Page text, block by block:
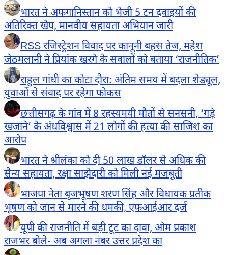
भारत ने अफगानिस्तान को भेजी 5 टन दवाइयों की
अतिरिक्त खेप, मानवीय सहायता अभियान जारी
RSS रजिस्ट्रेशन विवाद पर कानूनी बहस तेज, महेश
जेठमलानी ने प्रियांक खरगे के सवालों को बताया ‘राजनीतिक’
राहुल गांधी का कोटा दौरा: अंतिम समय में बदला शेड्यूल,
युवाओं से संवाद पर रहेगा फोकस
छत्तीसगढ़ के गांव में 8 रहस्यमयी मौतों से सनसनी, ‘गड़े
खजाने’ के अंधविश्वास में 21 लोगों की हत्या की साजिश का
आरोप
भारत ने श्रीलंका को दी 50 लाख डॉलर से अधिक की
सैन्य सहायता, रक्षा साझेदारी को मिली नई मजबूती
भाजपा नेता बृजभूषण शरण सिंह और विधायक प्रतीक
भूषण को जान से मारने की धमकी, एफआईआर दर्ज
यूपी की राजनीति में बड़ी टूट का दावा, ओम प्रकाश
राजभर बोले- अब अगला नंबर उत्तर प्रदेश का